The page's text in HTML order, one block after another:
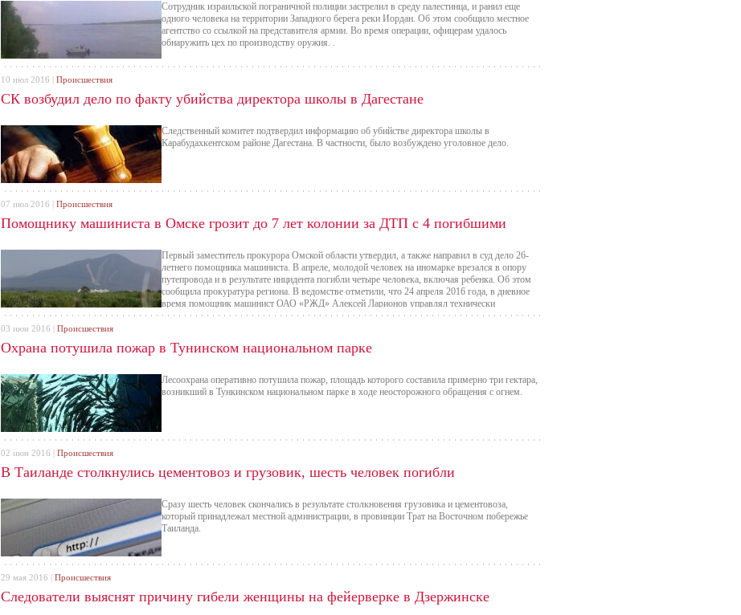
Сотрудник израильской пограничной полиции застрелил в среду палестинца, и ранил еще
одного человека на территории Западного берега реки Иордан. Об этом сообщило местное
агентство со ссылкой на представителя армии. Во время операции, офицерам удалось
обнаружить цех по производству оружия. .
СК возбудил дело по факту убийства директора школы в Дагестане
Следственный комитет подтвердил информацию об убийстве директора школы в
Карабудахкентском районе Дагестана. В частности, было возбуждено уголовное дело.
10 июл 2016 | Происшествия
Помощнику машиниста в Омске грозит до 7 лет колонии за ДТП с 4 погибшими
Первый заместитель прокурора Омской области утвердил, а также направил в суд дело 26-
летнего помощника машиниста. В апреле, молодой человек на иномарке врезался в опору
путепровода и в результате инцидента погибли четыре человека, включая ребенка. Об этом
сообщила прокуратура региона. В ведомстве отметили, что 24 апреля 2016 года, в дневное
время помощник машинист ОАО «РЖД» Алексей Ларионов управлял технически
исправным автомобилей по улице Заозерная в Омске.
07 июл 2016 | Происшествия
Охрана потушила пожар в Тунинском национальном парке
Лесоохрана оперативно потушила пожар, площадь которого составила примерно три гектара,
возникший в Тункинском национальном парке в ходе неосторожного обращения с огнем.
03 июн 2016 | Происшествия
В Таиланде столкнулись цементовоз и грузовик, шесть человек погибли
Сразу шесть человек скончались в результате столкновения грузовика и цементовоза,
который принадлежал местной администрации, в провинции Трат на Восточном побережье
Таиланда.
02 июн 2016 | Происшествия
Следователи выяснят причину гибели женщины на фейерверке в Дзержинске
29 мая 2016 | Происшествия